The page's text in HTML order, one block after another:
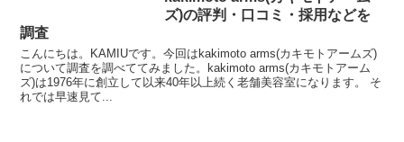
ズ)の評判・口コミ・採用などを
調査
こんにちは。KAMIUです。今回はkakimoto arms(カキモトアームズ)
について調査を調べててみました。kakimoto arms(カキモトアーム
ズ)は1976年に創立して以来40年以上続く老舗美容室になります。 そ
れでは早速見て...